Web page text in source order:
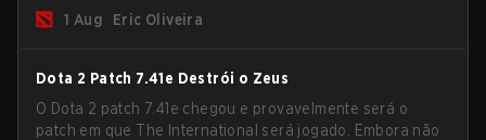
pós-jogo e agora todos os jogadores podem vincular
1 Aug Eric Oliveira
Dota 2 Patch 7.41e Destrói o Zeus
O Dota 2 patch 7.41e chegou e provavelmente será o
patch em que The International será jogado. Embora não